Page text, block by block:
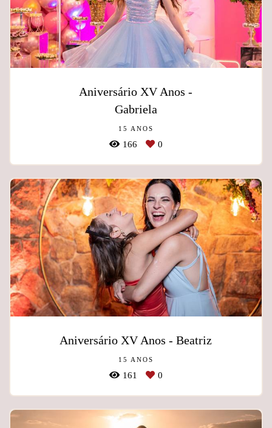
Aniversário XV Anos -
Gabriela
15 ANOS
166 0
Aniversário XV Anos - Beatriz
15 ANOS
161 0